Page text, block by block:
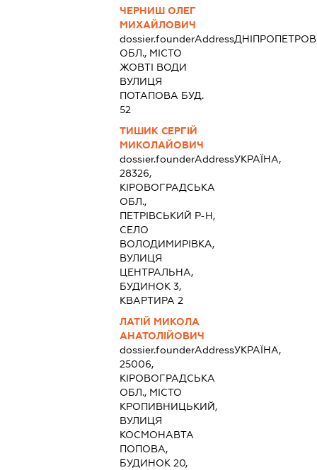
ЧЕРНИШ ОЛЕГ
МИХАЙЛОВИЧ
dossier.founderAddress
ОБЛ., МІСТО
ЖОВТІ ВОДИ
ВУЛИЦЯ
ПОТАПОВА БУД.
52
ТИШИК СЕРГІЙ
МИКОЛАЙОВИЧ
dossier.founderAddressУКРАЇНА,
28326,
КІРОВОГРАДСЬКА
ОБЛ.,
ПЕТРІВСЬКИЙ Р-Н,
СЕЛО
ВОЛОДИМИРІВКА,
ВУЛИЦЯ
ЦЕНТРАЛЬНА,
БУДИНОК 3,
КВАРТИРА 2
ЛАТІЙ МИКОЛА
АНАТОЛІЙОВИЧ
dossier.founderAddressУКРАЇНА,
25006,
КІРОВОГРАДСЬКА
ОБЛ., МІСТО
КРОПИВНИЦЬКИЙ,
ВУЛИЦЯ
КОСМОНАВТА
ПОПОВА,
БУДИНОК 20,